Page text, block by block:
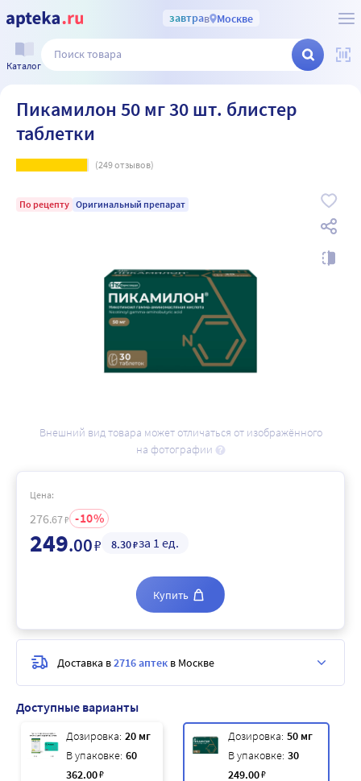
завтрав Москве
Каталог
Пикамилон 50 мг 30 шт. блистер
таблетки
(249отзывов)
По рецепту Оригинальный препарат
Внешний вид товара может отличаться от изображённого
на фотографии
Доступные варианты
Дозировка: 20 мг
В упаковке: 60
362.00₽
Дозировка: 50 мг
В упаковке: 30
249.00₽
Цена:
276.67₽ 10
249.00₽ 8.30₽за 1 ед.
Купить
Доставка в2716 аптек в Москве